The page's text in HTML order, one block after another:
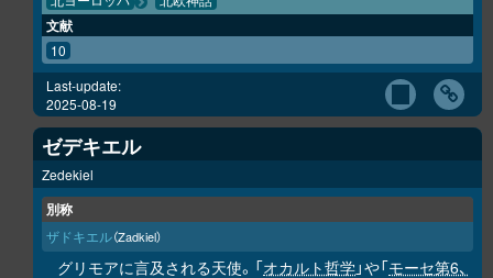
文献
10
Last-update:
2025-08-19
ゼデキエル
Zedekiel
別称
ザドキエル（Zadkiel）
グリモアに言及される天使。「オカルト哲学」や「モーセ第6、